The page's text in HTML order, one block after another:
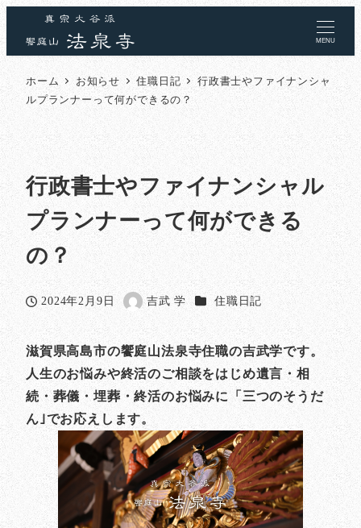
MENU
ホーム お知らせ 住職日記
行政書士やファイナンシャ
ルプランナーって何ができるの？
行政書士やファイナンシャル
プランナーって何ができる
の？
投稿日
2024年2月9日
著
吉武 学 カテゴリー
住職日記
滋賀県高島市の饗庭山法泉寺住職の吉武学です。
人生のお悩みや終活のご相談をはじめ遺言・相
続・葬儀・埋葬・終活のお悩みに「三つのそうだ
ん｣でお応えします。